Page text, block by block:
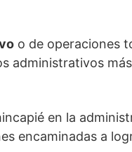
o de operaciones
administrativos
en la
encaminadas a